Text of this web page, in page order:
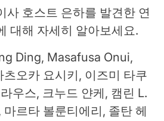
사 호스트 은하를 발견한 연
대해 자세히 알아보세요.
Ding, Masafusa Onui,
오카 요시키, 이즈미 타쿠
우스, 크누드 얀케, 캠린 L.
르타 볼룬티에리, 졸탄 헤